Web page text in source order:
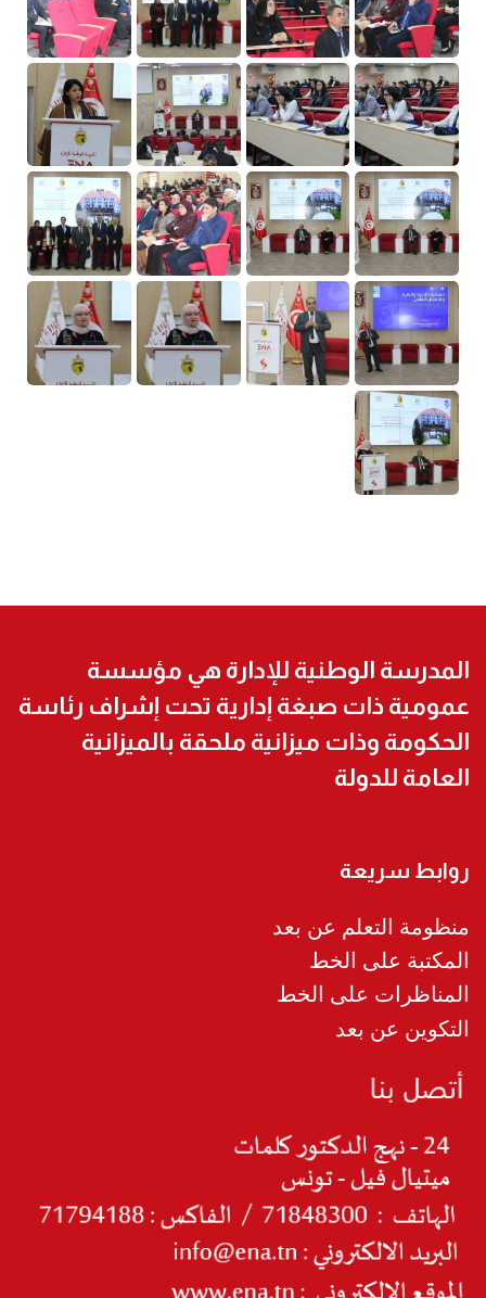
المدرسة الوطنية للإدارة هي مؤسسة
عمومية ذات صبغة إدارية تحت إشراف رئاسة
الحكومة وذات ميزانية ملحقة بالميزانية
العامة للدولة
روابط سريعة
منظومة التعلم عن بعد
المكتبة على الخط
المناظرات على الخط
التكوين عن بعد